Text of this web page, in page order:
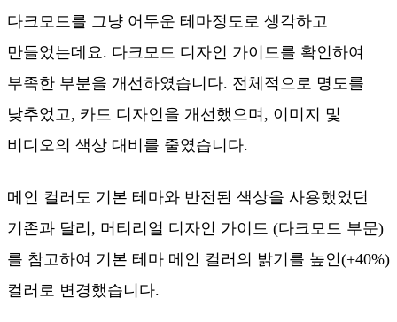
다크모드를 그냥 어두운 테마정도로 생각하고
만들었는데요. 다크모드 디자인 가이드를 확인하여
부족한 부분을 개선하였습니다. 전체적으로 명도를
낮추었고, 카드 디자인을 개선했으며, 이미지 및
비디오의 색상 대비를 줄였습니다.
메인 컬러도 기본 테마와 반전된 색상을 사용했었던
기존과 달리, 머티리얼 디자인 가이드 (다크모드 부문)
를 참고하여 기본 테마 메인 컬러의 밝기를 높인(+40%)
컬러로 변경했습니다.